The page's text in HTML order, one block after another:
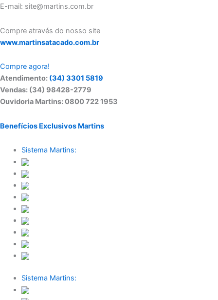
E-mail: site@martins.com.br
Compre através do nosso site
www.martinsatacado.com.br
Compre agora!
Atendimento: (34) 3301 5819
Vendas: (34) 98428-2779
Ouvidoria Martins: 0800 722 1953
Benefícios Exclusivos Martins
Sistema Martins:
Sistema Martins: